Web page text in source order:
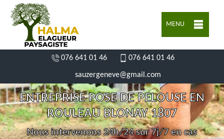
MENU
076 641 01 46 076 641 01 46
sauzergeneve@gmail.com
ENTREPRISE POSE DE PELOUSE EN
ROULEAU BLONAY 1807
Nous intervenons 24h/24 sur 7j/7 en cas